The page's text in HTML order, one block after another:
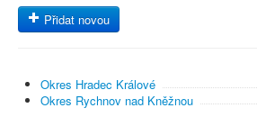
Přidat novou
Okres Hradec Králové
Okres Rychnov nad Kněžnou